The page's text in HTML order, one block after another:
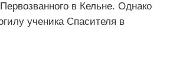
в Кельне. Однако
ученика Спасителя в